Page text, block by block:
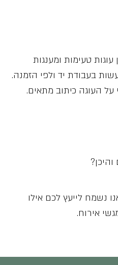
עוגות טעימות ומענגות
בעבודת יד ולפי הזמנה.
העוגה כיתוב מתאים.
נשמח לייעץ לכם אילו
אירוח.